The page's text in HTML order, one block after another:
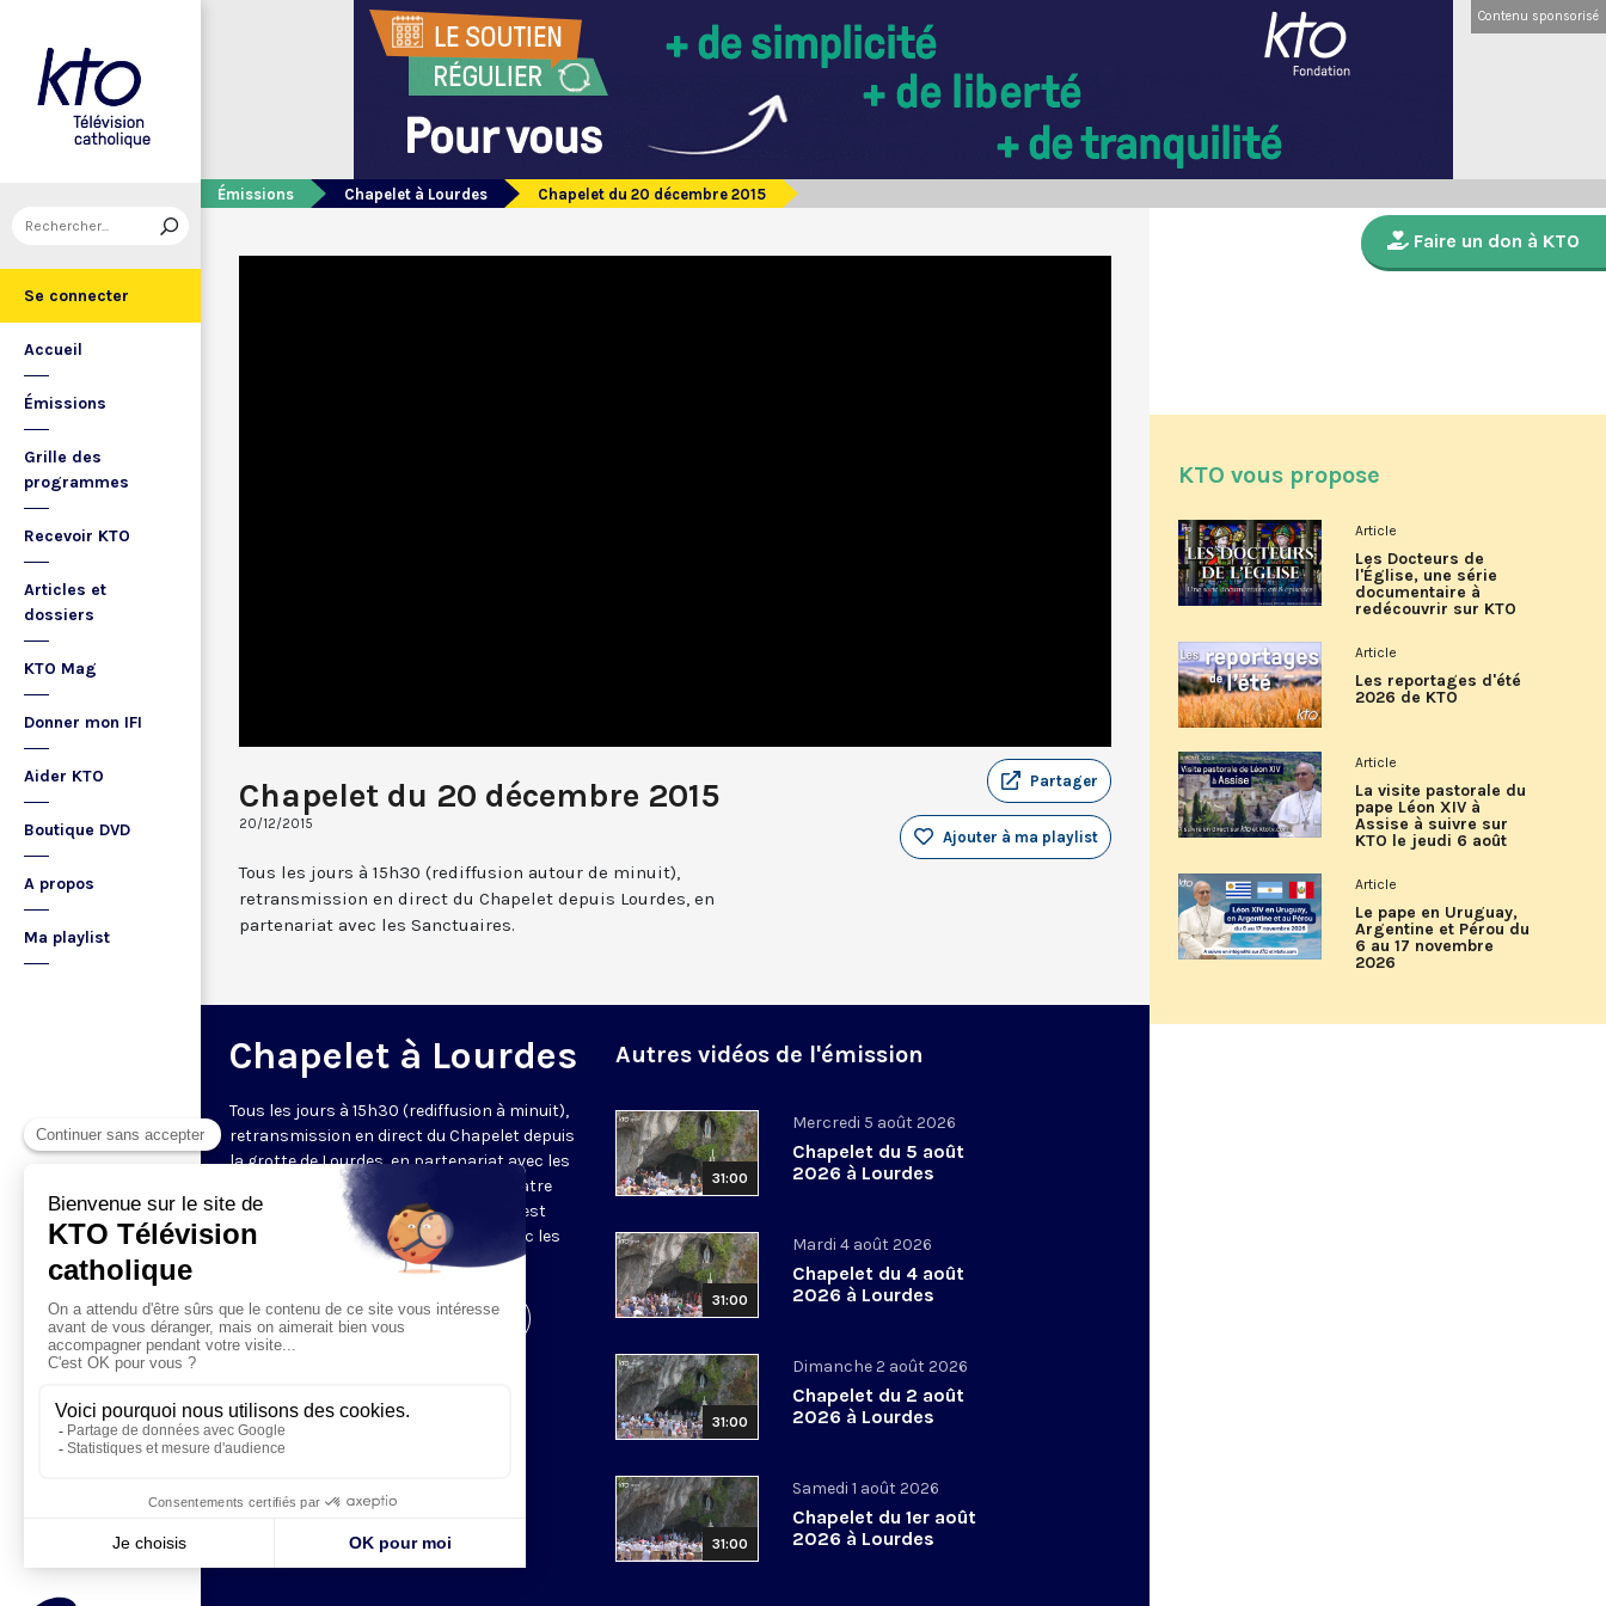
Se connecter
Accueil
Émissions
Grille des
programmes
Recevoir KTO
Articles et
dossiers
KTO Mag
Donner mon IFI
Aider KTO
Boutique DVD
A propos
Ma playlist
Contenu sponsorisé
Émissions Chapelet à Lourdes Chapelet du 20 décembre 2015
Chapelet du 20 décembre 2015
20/12/2015
Partager
Ajouter à ma playlist
Tous les jours à 15h30 (rediffusion autour de minuit),
retransmission en direct du Chapelet depuis Lourdes, en
partenariat avec les Sanctuaires.
Chapelet à Lourdes
Tous les jours à 15h30 (rediffusion à minuit),
retransmission en direct du Chapelet depuis
la grotte de Lourdes, en partenariat avec les
Sanctuaires. Chaque jour, l'une des quatre
méditations des mystères du Rosaire est
proposée en communion de prière avec les
Visiter la page de l'émission
Autres vidéos de l'émission
31:00
Mercredi 5 août 2026
Chapelet du 5 août
2026 à Lourdes
31:00
Mardi 4 août 2026
Chapelet du 4 août
2026 à Lourdes
31:00
Dimanche 2 août 2026
Chapelet du 2 août
2026 à Lourdes
31:00
Samedi 1 août 2026
Chapelet du 1er août
2026 à Lourdes
Faire un don à KTO
KTO vous propose
Article
Les Docteurs de
l'Église, une série
documentaire à
redécouvrir sur KTO
Article
Les reportages d'été
2026 de KTO
Article
La visite pastorale du
pape Léon XIV à
Assise à suivre sur
KTO le jeudi 6 août
Article
Le pape en Uruguay,
Argentine et Pérou du
6 au 17 novembre
2026